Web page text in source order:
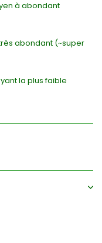
à abondant
abondant (~super
la plus faible